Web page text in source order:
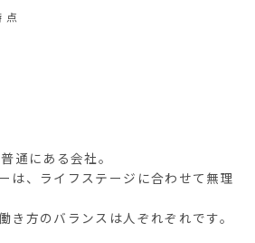
通にある会社。
は、ライフステージに合わせて無理
き方のバランスは人ぞれぞれです。